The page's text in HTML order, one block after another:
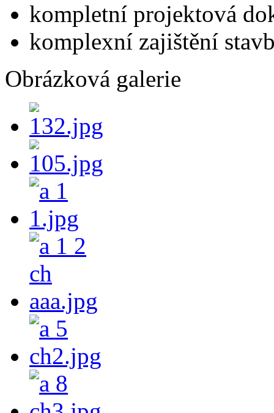
kompletní projektová
komplexní zajištění
Obrázková galerie